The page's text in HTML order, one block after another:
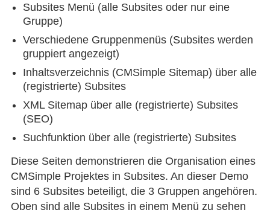
Subsites Menü (alle Subsites oder nur eine
Gruppe)
Verschiedene Gruppenmenüs (Subsites werden
gruppiert angezeigt)
Inhaltsverzeichnis (CMSimple Sitemap) über alle
(registrierte) Subsites
XML Sitemap über alle (registrierte) Subsites
(SEO)
Suchfunktion über alle (registrierte) Subsites
Diese Seiten demonstrieren die Organisation eines
CMSimple Projektes in Subsites. An dieser Demo
sind 6 Subsites beteiligt, die 3 Gruppen angehören.
Oben sind alle Subsites in einem Menü zu sehen